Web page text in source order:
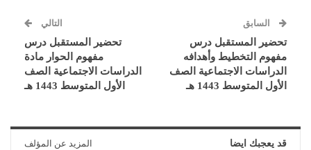
السابق
تحضير المستقبل درس
مفهوم التخطيط وأهدافه
الدراسات الاجتماعية الصف
الأول المتوسط 1443 هـ
التالي
تحضير المستقبل درس
مفهوم الحوار مادة
الدراسات الاجتماعية الصف
الأول المتوسط 1443 هـ
قد يعجبك ايضا المزيد عن المؤلف